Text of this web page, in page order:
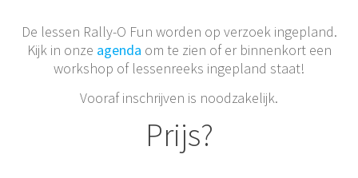
De lessen Rally-O Fun worden op verzoek ingepland.
Kijk in onze agenda om te zien of er binnenkort een
workshop of lessenreeks ingepland staat!
Vooraf inschrijven is noodzakelijk.
Prijs?